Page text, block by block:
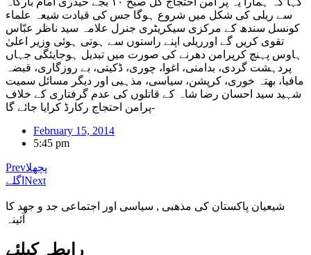
سے ریلی کی شکل میں شروع ہوگا جس کی قیادت شیعہ علماء
کونسل سندھ کے مرکزی سیکریٹری جنرل علامہ سید ناظر عبّاس
تقوی کریں گے اورریلی اپنے راستوں سے ہوتی ہوئی وزیر اعلیٰ
ہاوس پہنچ کرپرامن دھرنے کی صورت میں تبدیل ہوجایئگی جہاں
پردہشت گردی، بدامنی، اغوا، چوری، ڈکیتی، بے روزگاری، قبضہ
مافیا، بھتہ خوری، کرپشن، سیاسی، مذہبی اور دیگر مسائل سمیت
شہید سید احسان رضا شاہ کے قاتلوں کی عدم گرفتاری کے خلاف
پرامن احتجاج رکارڈ کرایا جائے گا-
February 15, 2014
5:45 pm
Prevپچھلا
اگلے Next
شیعیان پاکستان کی مذهبی , سیاسی اور اجتماعی جد و جهد کا
آئینہ